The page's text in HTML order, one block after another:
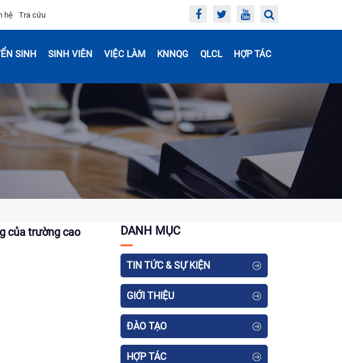
hệ Tra cứu
SINH SINH VIÊN VIỆC LÀM KNNQG QLCL HỢP TÁC
của trường cao
DANH MỤC
TIN TỨC & SỰ KIỆN
GIỚI THIỆU
ĐÀO TẠO
HỢP TÁC